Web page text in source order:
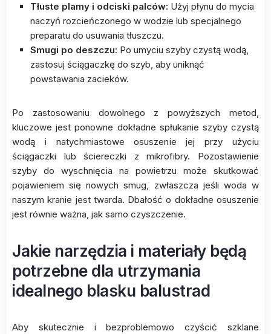
Tłuste plamy i odciski palców: Użyj płynu do mycia
naczyń rozcieńczonego w wodzie lub specjalnego
preparatu do usuwania tłuszczu.
Smugi po deszczu: Po umyciu szyby czystą wodą,
zastosuj ściągaczkę do szyb, aby uniknąć
powstawania zacieków.
Po zastosowaniu dowolnego z powyższych metod,
kluczowe jest ponowne dokładne spłukanie szyby czystą
wodą i natychmiastowe osuszenie jej przy użyciu
ściągaczki lub ściereczki z mikrofibry. Pozostawienie
szyby do wyschnięcia na powietrzu może skutkować
pojawieniem się nowych smug, zwłaszcza jeśli woda w
naszym kranie jest twarda. Dbałość o dokładne osuszenie
jest równie ważna, jak samo czyszczenie.
Jakie narzędzia i materiały będą
potrzebne dla utrzymania
idealnego blasku balustrad
Aby skutecznie i bezproblemowo czyścić szklane